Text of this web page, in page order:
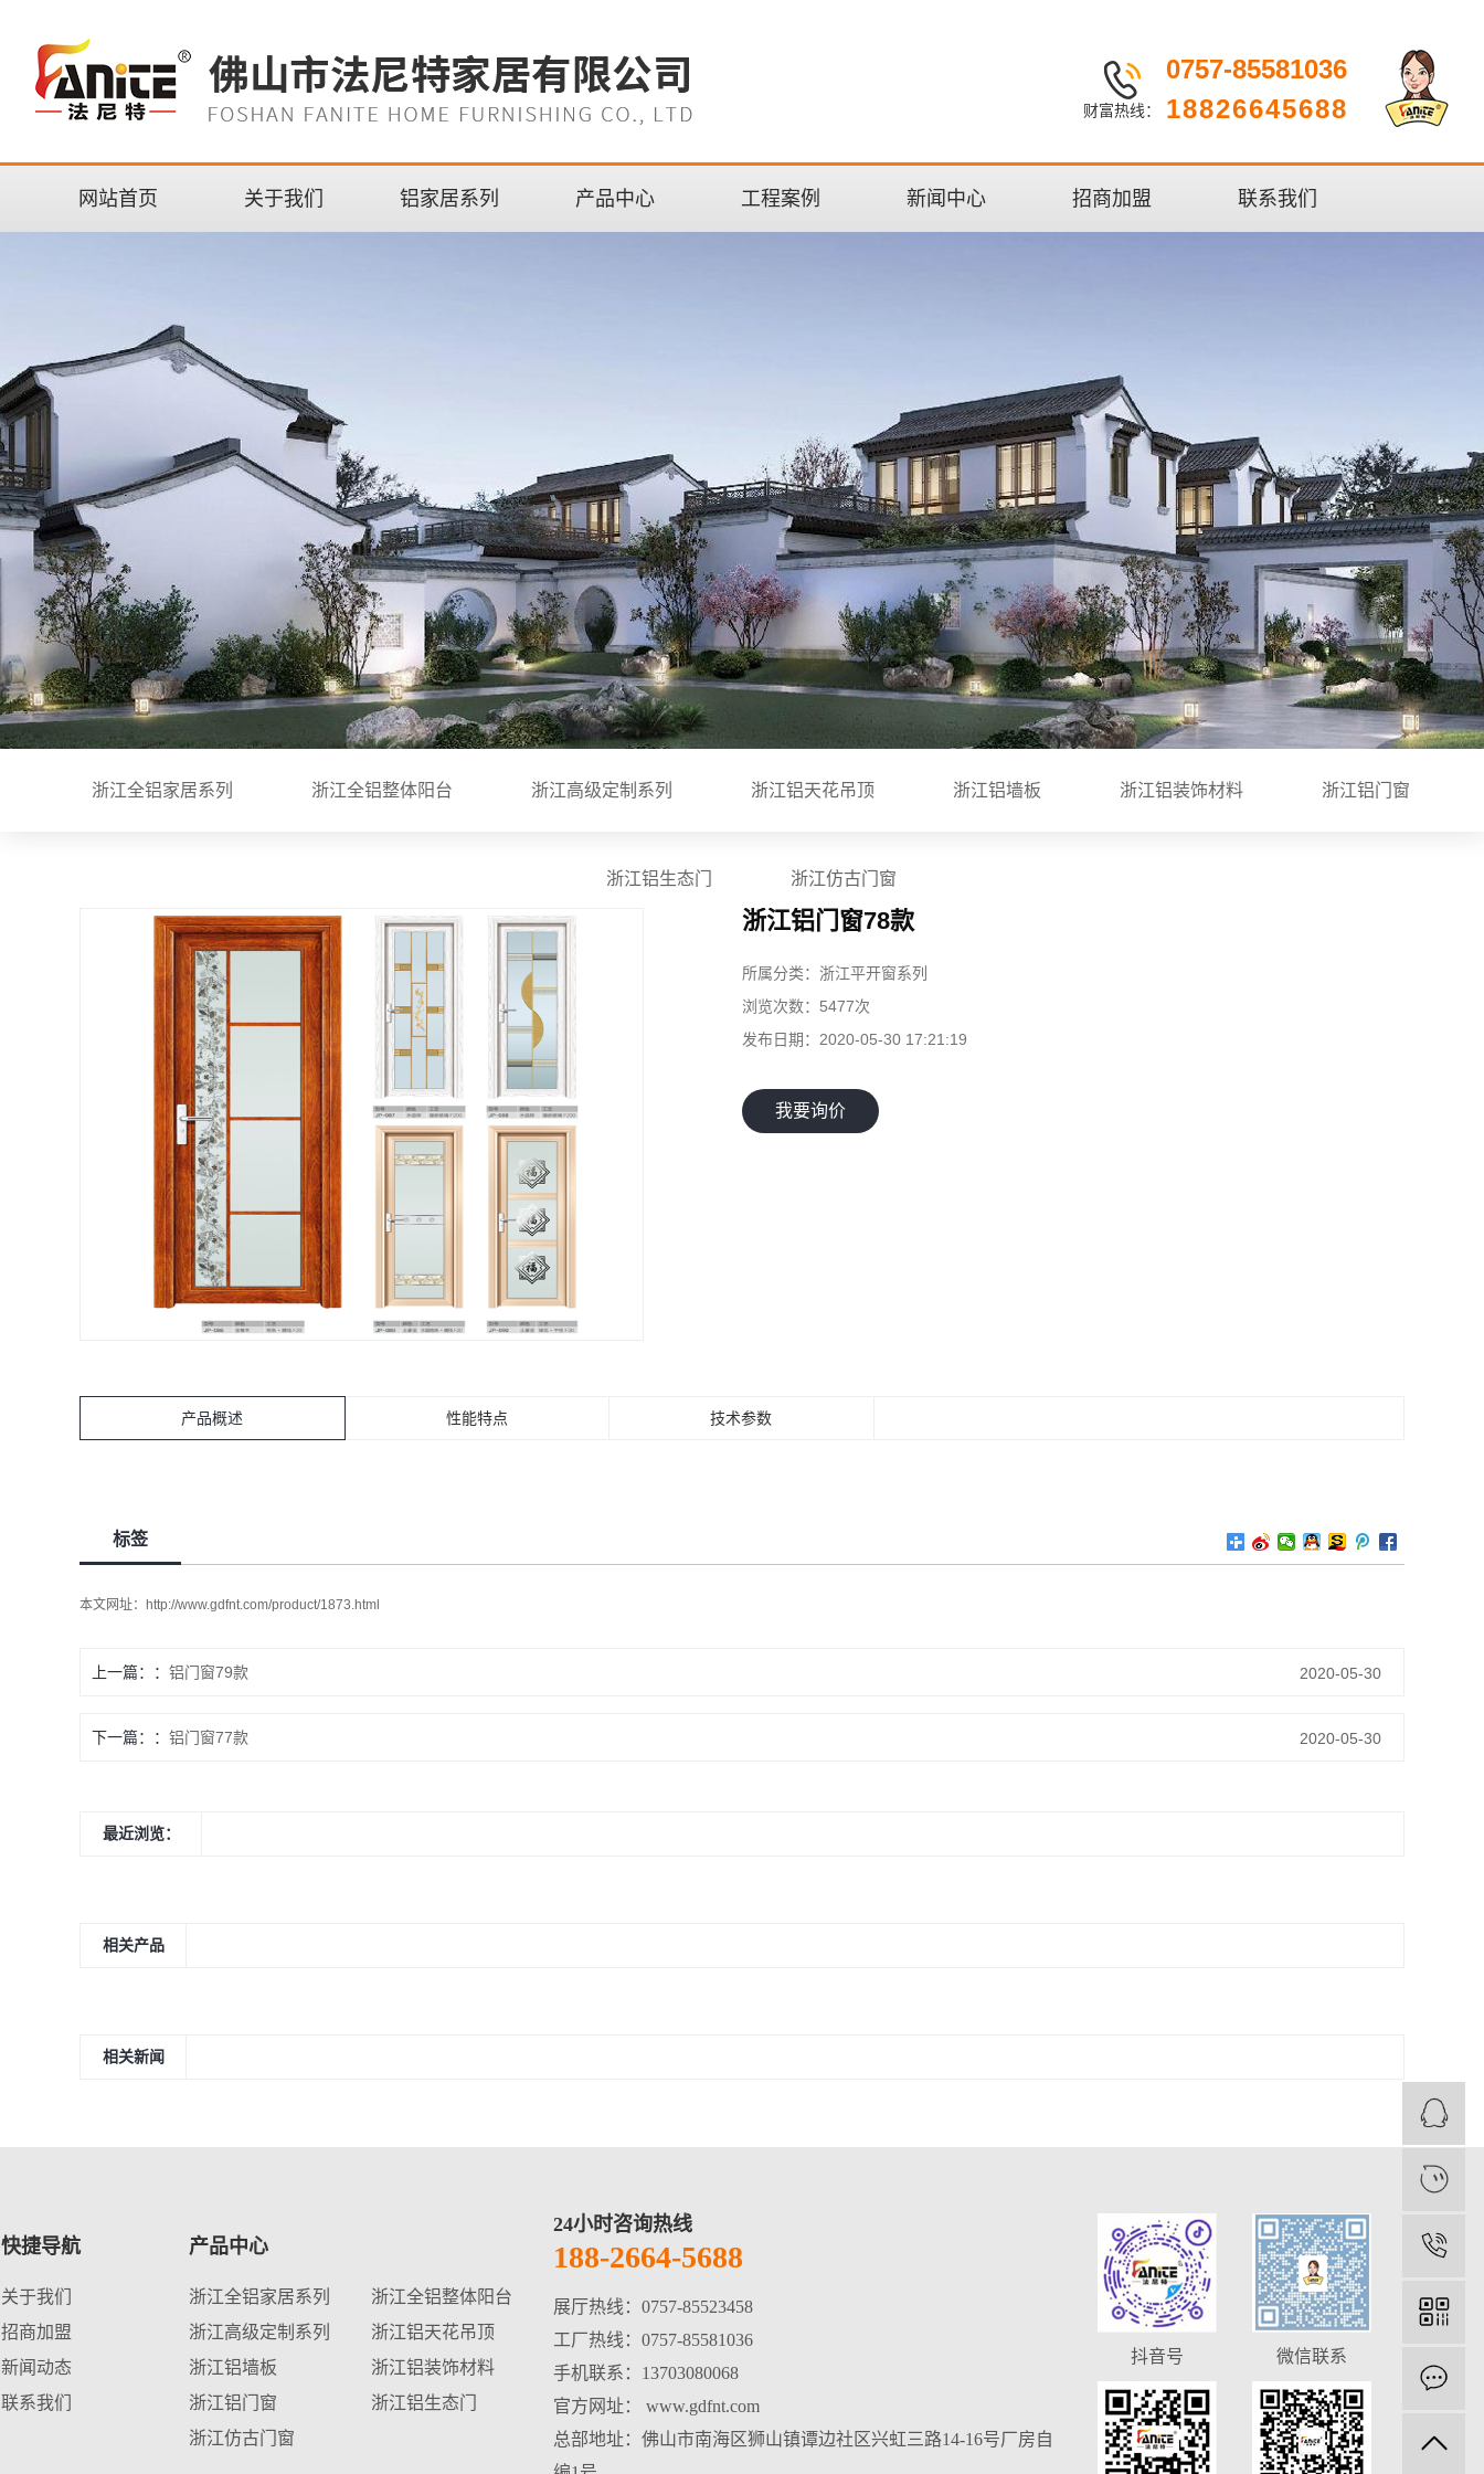
财富热线：
0757-85581036
18826645688
网站首页 关于我们
营业执照
法尼特·铝装系统
铝家居系列
浙江楼梯柜
浙江屏风柜
浙江储物柜
浙江书柜
浙江鞋柜
浙江榻榻米
浙江焊接整板
浙江18蜂窝铝板
产品中心
浙江铝装饰材料
浙江铝门窗
浙江铝生态门
浙江仿古门窗
工程案例 新闻中心 招商加盟 联系我们
浙江全铝家居系列 浙江全铝整体阳台 浙江高级定制系列 浙江铝天花吊顶 浙江铝墙板 浙江铝装饰材料 浙江铝门窗
浙江铝生态门 浙江仿古门窗
浙江铝门窗78款
所属分类： 浙江平开窗系列
浏览次数： 5477次
发布日期： 2020-05-30 17:21:19
我要询价
产品概述 性能特点 技术参数
标签
本文网址： http://www.gdfnt.com/product/1873.html
上一篇： 铝门窗79款 2020-05-30
下一篇： 铝门窗77款 2020-05-30
最近浏览：
相关产品
相关新闻
快捷导航
关于我们
招商加盟
新闻动态
联系我们
产品中心
浙江全铝家居系列
浙江全铝整体阳台
浙江高级定制系列
浙江铝天花吊顶
浙江铝墙板
浙江铝装饰材料
浙江铝门窗
浙江铝生态门
浙江仿古门窗
24小时咨询热线
188-2664-5688
展厅热线：0757-85523458
工厂热线：0757-85581036
手机联系：13703080068
官方网址： www.gdfnt.com
总部地址：佛山市南海区狮山镇谭边社区兴虹三路14-16号厂房自
抖音号 微信联系